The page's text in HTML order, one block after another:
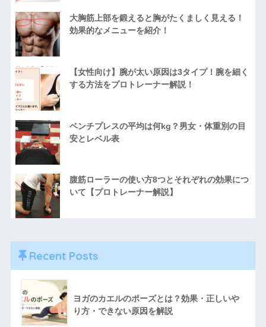
大胸筋上部を鍛えると胸がたくましく見える！
効果的なメニューを紹介！
【女性向け】腕が太い原因は3タイプ！腕を細く
する方法をプロトレーナー解説！
ベンチプレスの平均は何kg？男女・体重別の目
安とレベル表
腹筋ローラーの使い方8つとそれぞれの効果につ
いて【プロトレーナー解説】
Recent Posts
ヨガのカエルのポーズとは？効果・正しいや
り方・できない原因を解説